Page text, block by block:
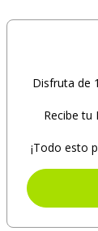
Disfruta de
Recibe tu
¡Todo esto